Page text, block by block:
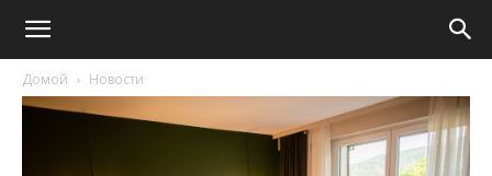
Домой Новости